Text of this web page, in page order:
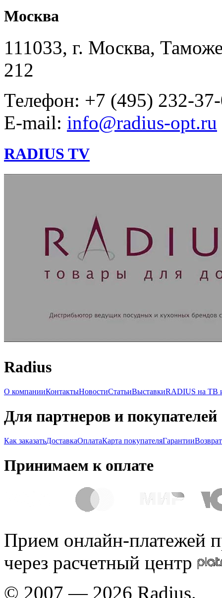
Москва
111033, г. Москва,
212
Телефон: +7 (495) 232-
E-mail: info@radius-opt.ru
RADIUS TV
Radius
О компанииКонтактыНовостиСтатьиВыставкиRADIUS на ТВ
Для партнеров и покупателей
Как заказатьДоставкаОплатаКарта покупателяГарантии
Принимаем к оплате
Прием онлайн-платежей
через расчетный центр
© 2007 — 2026 Radius.